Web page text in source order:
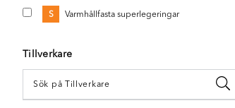
S Varmhållfasta superlegeringar
Tillverkare